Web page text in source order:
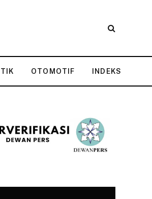
OTOMOTIF INDEKS